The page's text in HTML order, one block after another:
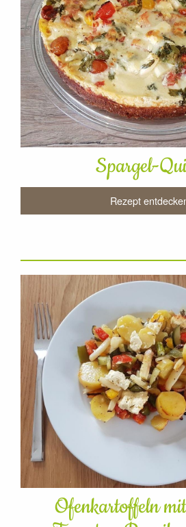
Spargel-
Rezept
Ofenkartoffeln